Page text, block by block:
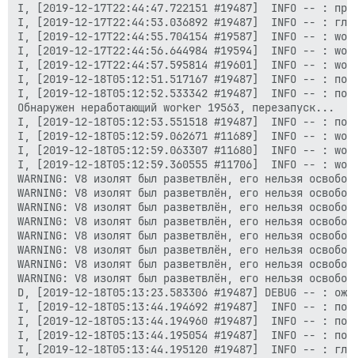
I, [2019-12-17T22:44:47.722151 #19487]  INFO -- :
I, [2019-12-17T22:44:53.036892 #19487]  INFO -- :
I, [2019-12-17T22:44:55.704154 #19587]  INFO -- :
I, [2019-12-17T22:44:56.644984 #19594]  INFO -- :
I, [2019-12-17T22:44:57.595814 #19601]  INFO -- :
I, [2019-12-18T05:12:51.517167 #19487]  INFO -- :
I, [2019-12-18T05:12:52.533342 #19487]  INFO -- :
Обнаружен неработающий worker 19563, перезапуск...
I, [2019-12-18T05:12:53.551518 #19487]  INFO -- :
I, [2019-12-18T05:12:59.062671 #11689]  INFO -- :
I, [2019-12-18T05:12:59.063307 #11680]  INFO -- :
I, [2019-12-18T05:12:59.360555 #11706]  INFO -- :
WARNING: V8 изолят был разветвлён, его нельзя
WARNING: V8 изолят был разветвлён, его нельзя
WARNING: V8 изолят был разветвлён, его нельзя
WARNING: V8 изолят был разветвлён, его нельзя
WARNING: V8 изолят был разветвлён, его нельзя
WARNING: V8 изолят был разветвлён, его нельзя
WARNING: V8 изолят был разветвлён, его нельзя
WARNING: V8 изолят был разветвлён, его нельзя
D, [2019-12-18T05:13:23.583306 #19487] DEBUG -- :
I, [2019-12-18T05:13:44.194692 #19487]  INFO -- :
I, [2019-12-18T05:13:44.194960 #19487]  INFO -- :
I, [2019-12-18T05:13:44.195054 #19487]  INFO -- :
I, [2019-12-18T05:13:44.195120 #19487]  INFO -- :